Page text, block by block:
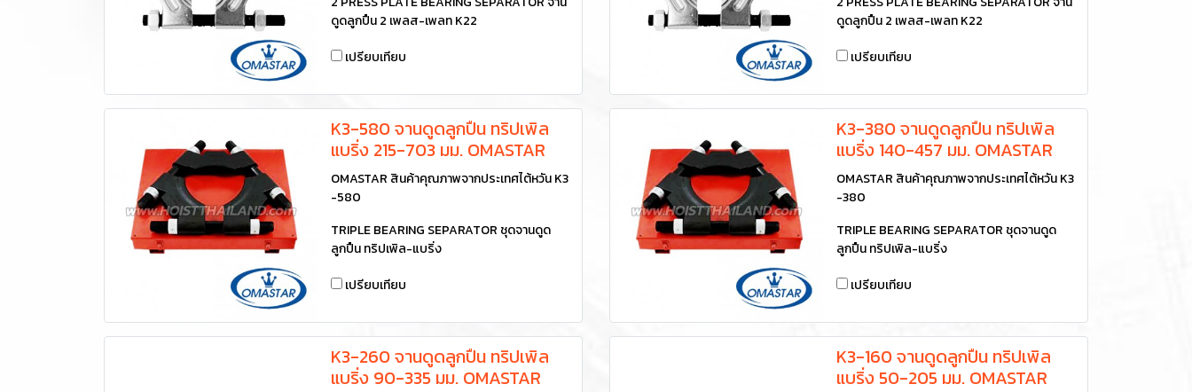
ดูดลูกปืน 2 เพลส-เพลท K22
เปรียบเทียบ
ดูดลูกปืน 2 เพลส-เพลท K22
เปรียบเทียบ
K3-580 จานดูดลูกปืน ทริปเพิล
แบริ่ง 215-703 มม. OMASTAR
OMASTAR สินค้าคุณภาพจากประเทศไต้หวัน K3
-580
TRIPLE BEARING SEPARATOR ชุดจานดูด
ลูกปืน ทริปเพิล-แบริ่ง
เปรียบเทียบ
K3-380 จานดูดลูกปืน ทริปเพิล
แบริ่ง 140-457 มม. OMASTAR
OMASTAR สินค้าคุณภาพจากประเทศไต้หวัน K3
-380
TRIPLE BEARING SEPARATOR ชุดจานดูด
ลูกปืน ทริปเพิล-แบริ่ง
เปรียบเทียบ
K3-260 จานดูดลูกปืน ทริปเพิล
แบริ่ง 90-335 มม. OMASTAR
K3-160 จานดูดลูกปืน ทริปเพิล
แบริ่ง 50-205 มม. OMASTAR